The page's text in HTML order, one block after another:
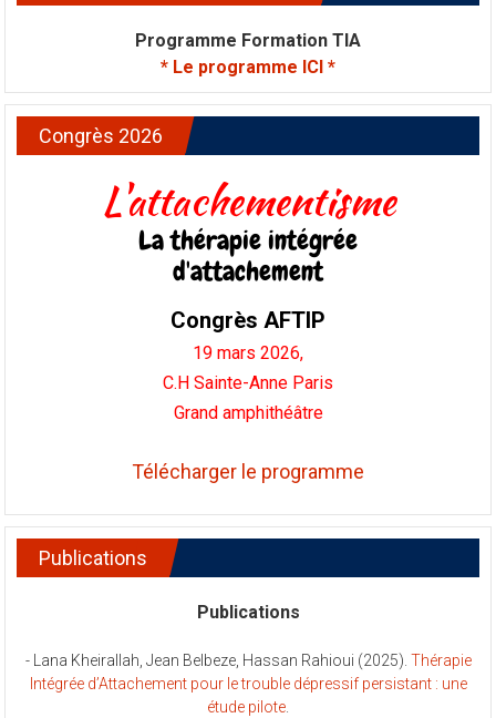
Programme Formation TIA
* Le programme ICI *
Congrès 2026
L'attachementisme
La thérapie intégrée
d'attachement
Congrès AFTIP
19 mars 2026,
C.H Sainte-Anne Paris
Grand amphithéâtre
Télécharger le programme
Publications
Publications
- Lana Kheirallah, Jean Belbeze, Hassan Rahioui (2025). Thérapie
Intégrée d’Attachement pour le trouble dépressif persistant : une
étude pilote